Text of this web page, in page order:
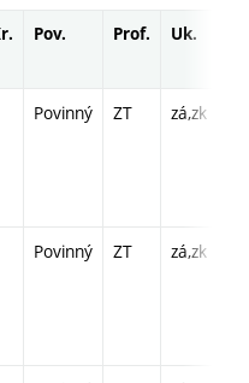
Pov. Prof. Uk.
Povinný ZT zá,zk
Povinný ZT zá,zk